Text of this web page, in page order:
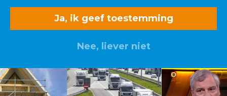
Ja, ik geef toestemming
Nee, liever niet
Lid worden? Klik hier